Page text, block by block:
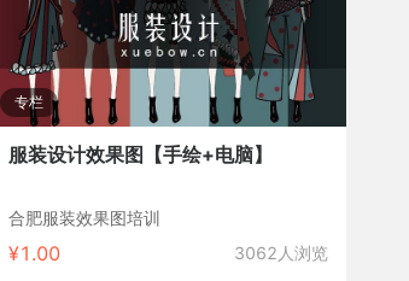
专栏
服装设计效果图【手绘+电脑】
合肥服装效果图培训
¥1.00 3062人浏览